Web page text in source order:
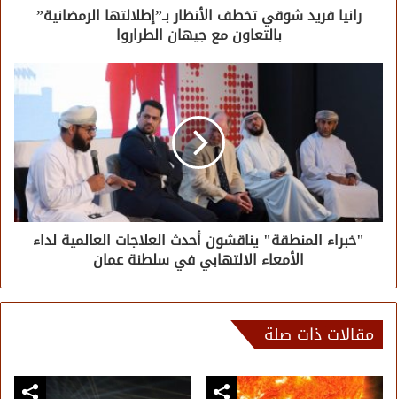
رانيا فريد شوقي تخطف الأنظار بـ”إطلالتها الرمضانية”
بالتعاون مع جيهان الطراروا
"خبراء المنطقة" يناقشون أحدث العلاجات العالمية لداء
الأمعاء الالتهابي في سلطنة عمان
مقالات ذات صلة